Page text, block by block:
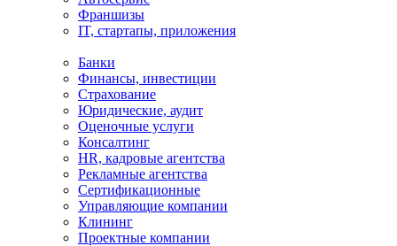
Франшизы
IT, стартапы, приложения
Банки
Финансы, инвестиции
Страхование
Юридические, аудит
Оценочные услуги
Консалтинг
HR, кадровые агентства
Рекламные агентства
Сертификационные
Управляющие компании
Клининг
Проектные компании